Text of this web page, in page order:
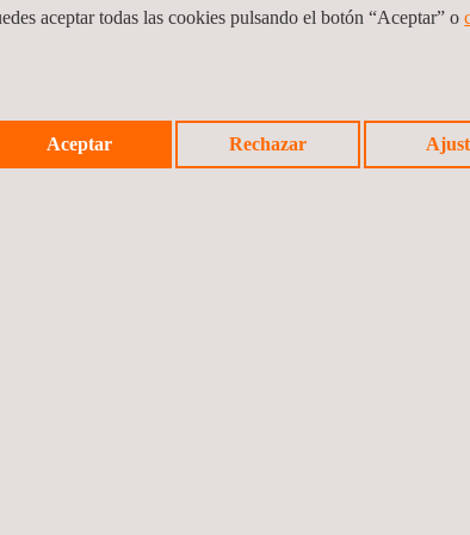
por ultrasonidoscon ondas guiadas proporcionan los
aceptar todas las cookies pulsando el botón “Aceptar” o
Aceptar Rechazar